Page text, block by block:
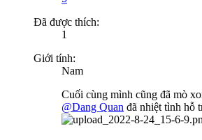
Đã được thích:
1
Giới tính:
Nam
Cuối cùng mình cũng đã mò
@Dang Quan đã nhiệt tình hỗ